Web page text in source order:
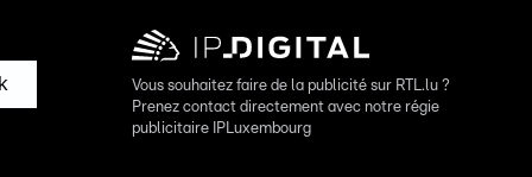
Vous souhaitez faire de la publicité sur RTL.lu ?
Prenez contact directement avec notre régie
publicitaire IPLuxembourg